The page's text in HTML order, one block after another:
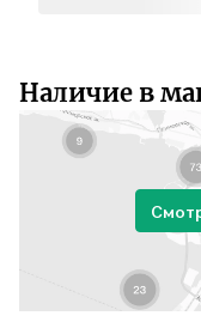
Наличие в